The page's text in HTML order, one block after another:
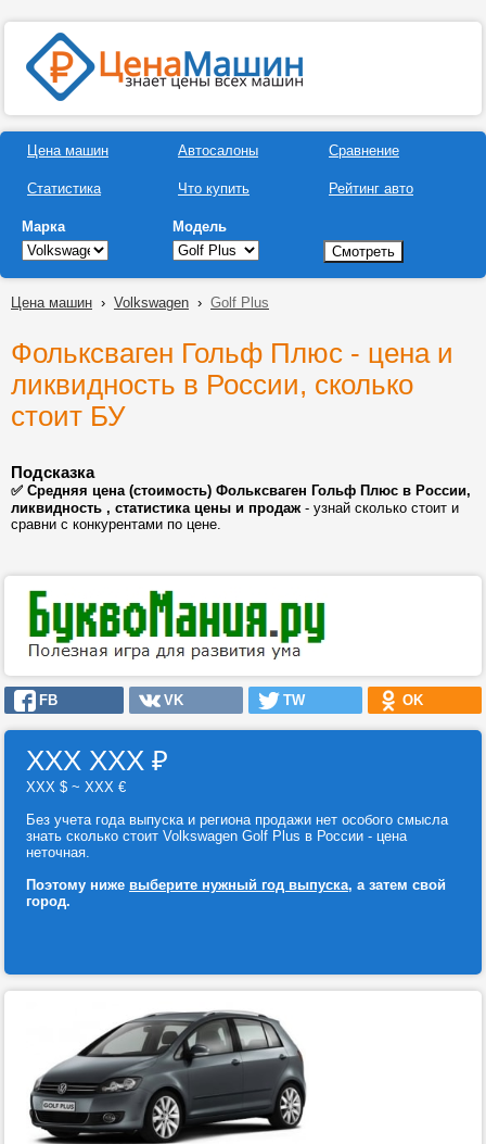
Цена машин
Статистика
Автосалоны
Что купить
Сравнение
Рейтинг авто
Марка Модель
Цена машин › Volkswagen › Golf Plus
Фольксваген Гольф Плюс - цена и
ликвидность в России, сколько
стоит БУ
Подсказка
✅ Средняя цена (стоимость) Фольксваген Гольф Плюс в России,
ликвидность , статистика цены и продаж- узнай сколько стоит и
сравни с конкурентами по цене.
FB VK TW OK
ХХХ ХХХ ₽
ХХХ $ ~ ХХХ €
Без учета года выпуска и региона продажи нет особого смысла
знать сколько стоит Volkswagen Golf Plus в России - цена
неточная.
Поэтому ниже выберите нужный год выпуска, а затем свой
город.